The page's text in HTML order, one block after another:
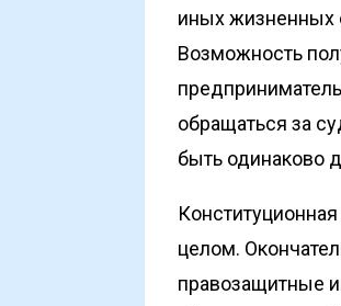
иных жизненных
Возможность
обращаться за
быть одинаково
целом.
правозащитные